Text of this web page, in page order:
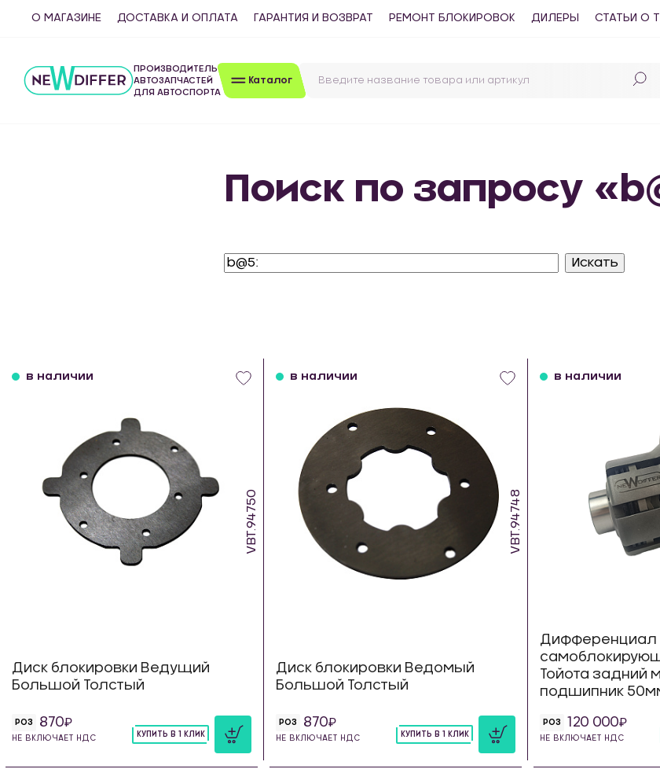
О МАГАЗИНЕ ДОСТАВКА И ОПЛАТА ГАРАНТИЯ И ВОЗВРАТ РЕМОНТ БЛОКИРОВОК ДИЛЕРЫ СТАТЬИ О
ПРОИЗВОДИТЕЛЬ
АВТОЗАПЧАСТЕЙ
ДЛЯ АВТОСПОРТА
Каталог
Поиск по запросу
VBT.94750
в наличии
Диск блокировки Ведущий
Большой Толстый
РОЗ 870
НЕ ВКЛЮЧАЕТ НДС КУПИТЬ В 1 КЛИК
VBT.94748
в наличии
Диск блокировки Ведомый
Большой Толстый
РОЗ 870
НЕ ВКЛЮЧАЕТ НДС КУПИТЬ В 1 КЛИК
в наличии
Дифференциал
Тойота задний
подшипник
РОЗ 120 000
НЕ ВКЛЮЧАЕТ НДС